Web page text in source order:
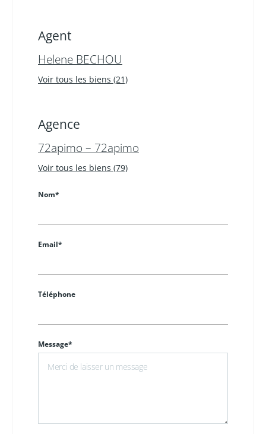
Agent
Helene BECHOU
Voir tous les biens (21)
Agence
72apimo – 72apimo
Voir tous les biens (79)
Nom*
Email*
Téléphone
Message*